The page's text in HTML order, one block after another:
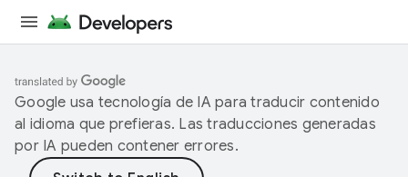
Google usa tecnología de IA para traducir contenido
al idioma que prefieras. Las traducciones generadas
por IA pueden contener errores.